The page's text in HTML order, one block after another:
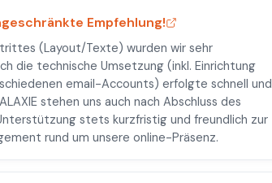
Empfehlung!
(Layout/Texte) wurden wir sehr
die technische Umsetzung (inkl. Einrichtung
email-Accounts) erfolgte schnell und
stehen uns auch nach Abschluss des
stets kurzfristig und freundlich zur
rund um unsere online-Präsenz.